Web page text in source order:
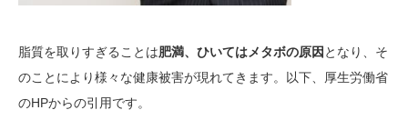
脂質を取りすぎることは肥満、ひいてはメタボの原因 となり、そ
のことにより様々な健康被害が現れてきます。以下、厚生労働省
のHPからの引用です。